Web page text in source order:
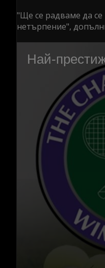
"Ще се радваме да
нетърпение",